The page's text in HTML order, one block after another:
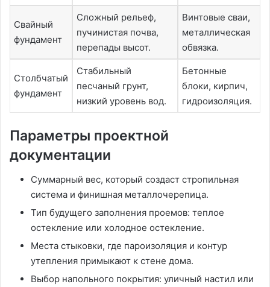
Свайный
фундамент
Сложный рельеф,
пучинистая почва,
перепады высот.
Винтовые сваи,
металлическая
обвязка.
Столбчатый
фундамент
Стабильный
песчаный грунт,
низкий уровень вод.
Бетонные
блоки, кирпич,
гидроизоляция.
Параметры проектной
документации
Суммарный вес, который создаст стропильная
система и финишная металлочерепица.
Тип будущего заполнения проемов: теплое
остекление или холодное остекление.
Места стыковки, где пароизоляция и контур
утепления примыкают к стене дома.
Выбор напольного покрытия: уличный настил или